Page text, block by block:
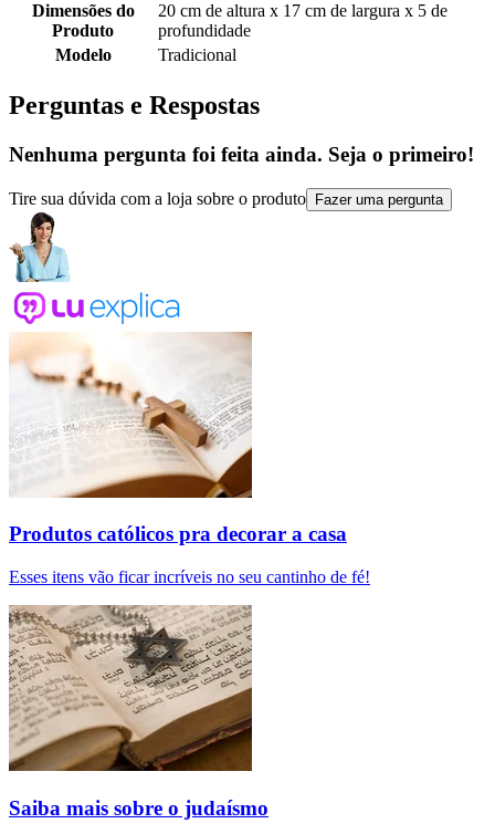
Dimensões do
Produto
20 cm de altura x 17 cm de largura x 5 de
profundidade
Modelo
Tradicional
Perguntas e Respostas
Nenhuma pergunta foi feita ainda. Seja o primeiro!
Tire sua dúvida com a loja sobre o produto Fazer uma pergunta
Produtos católicos pra decorar a casa
Esses itens vão ficar incríveis no seu cantinho de fé!
Saiba mais sobre o judaísmo